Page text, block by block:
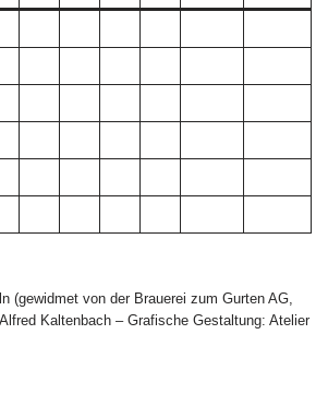
(gewidmet von der Brauerei zum Gurten AG,
Kaltenbach – Grafische Gestaltung: Atelier